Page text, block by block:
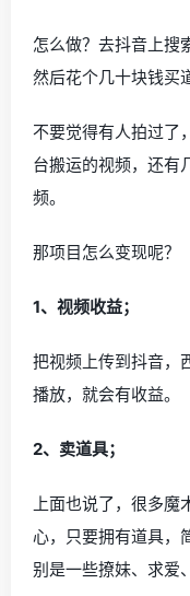
怎么做？去抖音上搜
然后花个几十块钱买
不要觉得有人拍过了
台搬运的视频，还有
频。
那项目怎么变现呢？
1、视频收益；
把视频上传到抖音，
播放，就会有收益。
2、卖道具；
上面也说了，很多
心，只要拥有道具，
别是一些撩妹、求爱